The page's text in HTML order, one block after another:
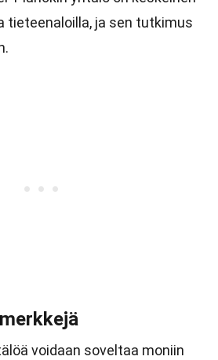
tieteenaloilla, ja sen tutkimus
voidaan soveltaa moniin